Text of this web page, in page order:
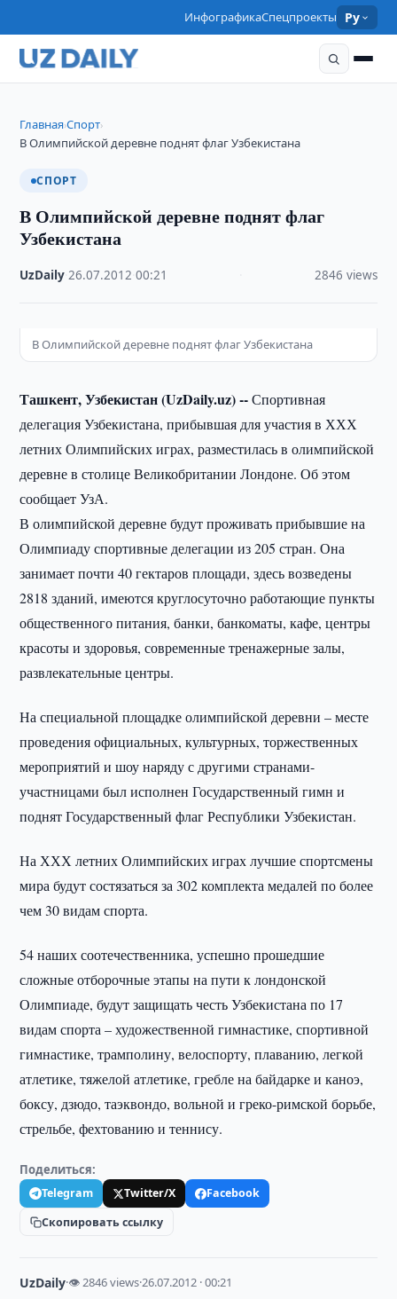
ИнфографикаСпецпроекты Ру
Главная›Спорт›
В Олимпийской деревне поднят флаг Узбекистана
СПОРТ
В Олимпийской деревне поднят флаг
Узбекистана
UzDaily ·26.07.2012 ·00:21 2846 views
В Олимпийской деревне поднят флаг Узбекистана
Ташкент, Узбекистан (UzDaily.uz) --Спортивная
делегация Узбекистана, прибывшая для участия в ХХХ
летних Олимпийских играх, разместилась в олимпийской
деревне в столице Великобритании Лондоне. Об этом
сообщает УзА.
В олимпийской деревне будут проживать прибывшие на
Олимпиаду спортивные делегации из 205 стран. Она
занимает почти 40 гектаров площади, здесь возведены
2818 зданий, имеются круглосуточно работающие пункты
общественного питания, банки, банкоматы, кафе, центры
красоты и здоровья, современные тренажерные залы,
развлекательные центры.
На специальной площадке олимпийской деревни – месте
проведения официальных, культурных, торжественных
мероприятий и шоу наряду с другими странами-
участницами был исполнен Государственный гимн и
поднят Государственный флаг Республики Узбекистан.
На ХХХ летних Олимпийских играх лучшие спортсмены
мира будут состязаться за 302 комплекта медалей по более
чем 30 видам спорта.
54 наших соотечественника, успешно прошедшие
сложные отборочные этапы на пути к лондонской
Олимпиаде, будут защищать честь Узбекистана по 17
видам спорта – художественной гимнастике, спортивной
гимнастике, трамполину, велоспорту, плаванию, легкой
атлетике, тяжелой атлетике, гребле на байдарке и каноэ,
боксу, дзюдо, таэквондо, вольной и греко-римской борьбе,
стрельбе, фехтованию и теннису.
Поделиться:
Telegram Twitter/X
Facebook
Скопировать ссылку
UzDaily·👁 2846 views·26.07.2012 · 00:21